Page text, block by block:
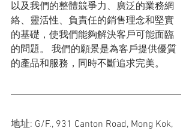
以及我們的整體競爭力、廣泛的業務網
絡、靈活性、負責任的銷售理念和堅實
的基礎，使我們能夠解決客戶可能面臨
的問題。 我們的願景是為客戶提供優質
的產品和服務，同時不斷追求完美。
地址: G/F., 931 Canton Road, Mong Kok,